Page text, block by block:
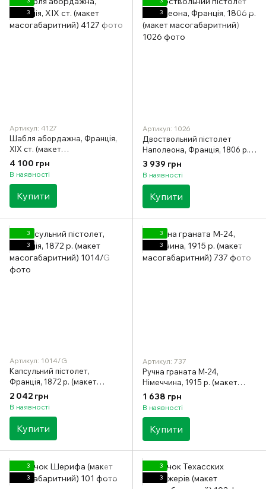
3
Артикул: 4127
Шабля абордажна, Франція,
XIX ст. (макет
масогабаритний)
4 100 грн
В наявності
Купити
3
Артикул: 1026
Двоствольний пістолет
Наполеона, Франція, 1806 р.
(макет масогабаритний)
3 939 грн
В наявності
Купити
3
3
Артикул: 1014/G
Капсульний пістолет,
Франція, 1872 р. (макет
масогабаритний)
2 042 грн
В наявності
Купити
3
3
Артикул: 737
Ручна граната М-24,
Німеччина, 1915 р. (макет
масогабаритний)
1 638 грн
В наявності
Купити
3
3
3
3